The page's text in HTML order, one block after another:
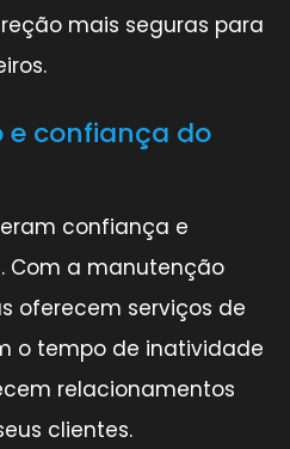
mais seguras para
e confiança do
confiança e
Com a manutenção
oferecem serviços de
o tempo de inatividade
relacionamentos
clientes.